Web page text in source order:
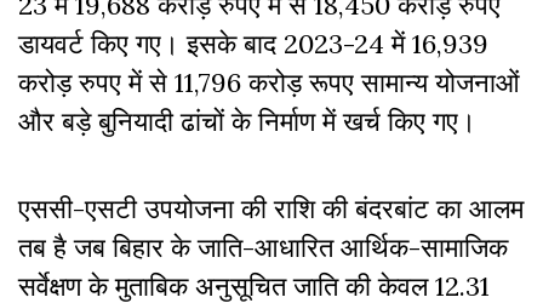
डायवर्ट किए गए। इसके बाद 2023-24 में 16,939
करोड़ रुपए में से 11,796 करोड़ रूपए सामान्य योजनाओं
और बड़े बुनियादी ढांचों के निर्माण में खर्च किए गए।
एससी-एसटी उपयोजना की राशि की बंदरबांट का आलम
तब है जब बिहार के जाति-आधारित आर्थिक-सामाजिक
सर्वेक्षण के मुताबिक अनुसूचित जाति की केवल 12.31